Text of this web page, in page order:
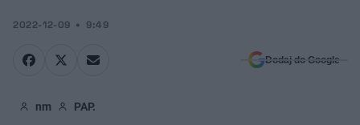
2022-12-09 9:49
Dodaj do Google
nm PAP.